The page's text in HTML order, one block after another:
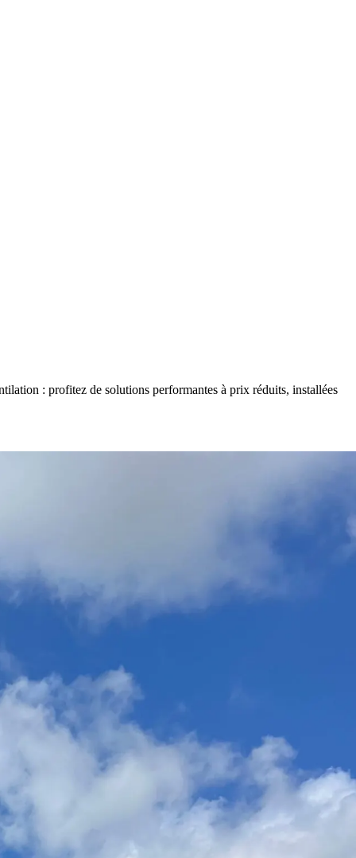
: profitez de solutions performantes à prix réduits, installées